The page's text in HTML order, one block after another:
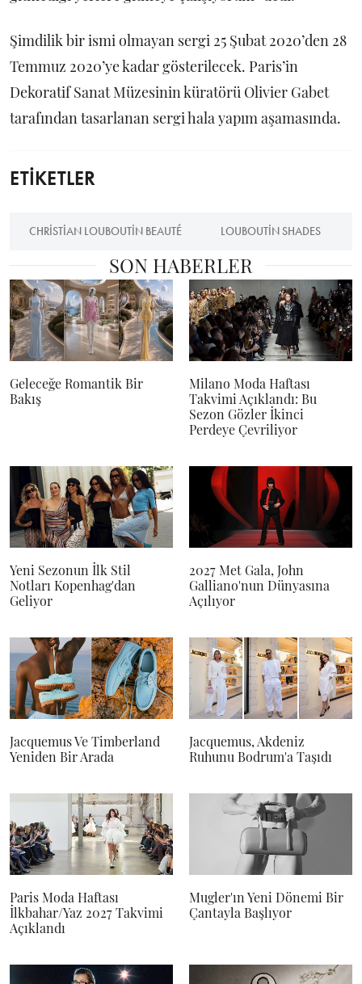
Şimdilik bir ismi olmayan sergi 25 Şubat 2020’den 28
Temmuz 2020’ye kadar gösterilecek. Paris’in
Dekoratif Sanat Müzesinin küratörü Olivier Gabet
tarafından tasarlanan sergi hala yapım aşamasında.
ETİKETLER
CHRISTIAN LOUBOUTIN BEAUTÉ LOUBOUTIN SHADES
SON HABERLER
Geleceğe Romantik Bir
Bakış
Milano Moda Haftası
Takvimi Açıklandı: Bu
Sezon Gözler İkinci
Perdeye Çevriliyor
Yeni Sezonun İlk Stil
Notları Kopenhag'dan
Geliyor
2027 Met Gala, John
Galliano'nun Dünyasına
Açılıyor
Jacquemus Ve Timberland
Yeniden Bir Arada
Jacquemus, Akdeniz
Ruhunu Bodrum'a Taşıdı
Paris Moda Haftası
İlkbahar/Yaz 2027 Takvimi
Açıklandı
Mugler'ın Yeni Dönemi Bir
Çantayla Başlıyor